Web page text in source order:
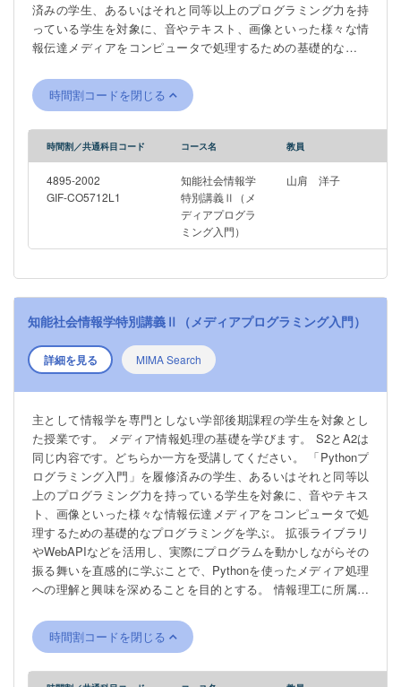
済みの学生、あるいはそれと同等以上のプログラミング力を持
っている学生を対象に、音やテキスト、画像といった様々な情
報伝達メディアをコンピュータで処理するための基礎的なプロ
実際にプログラムを動かしながらその振る舞いを直感的に学ぶ
ことで、Pythonを使ったメディア処理への理解と興味を深める
時間割コードを閉じる
時間割／共通科目コード コース名 教員
4895-2002
GIF-CO5712L1
知能社会情報学
特別講義Ⅱ（メ
ディアプログラ
ミング入門）
山肩 洋子
知能社会情報学特別講義Ⅱ（メディアプログラミング入門）
詳細を見る MIMA Search
主として情報学を専門としない学部後期課程の学生を対象とし
た授業です。 メディア情報処理の基礎を学びます。 S2とA2は
同じ内容です。どちらか一方を受講してください。 「Pythonプ
ログラミング入門」を履修済みの学生、あるいはそれと同等以
上のプログラミング力を持っている学生を対象に、音やテキス
ト、画像といった様々な情報伝達メディアをコンピュータで処
理するための基礎的なプログラミングを学ぶ。 拡張ライブラリ
やWebAPIなどを活用し、実際にプログラムを動かしながらその
振る舞いを直感的に学ぶことで、Pythonを使ったメディア処理
への理解と興味を深めることを目的とする。 情報理工に所属す
時間割コードを閉じる